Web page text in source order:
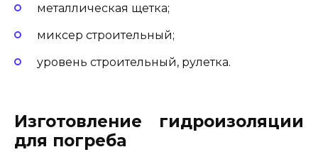
металлическая щетка;
миксер строительный;
уровень строительный, рулетка.
Изготовление гидроизоляции
для погреба